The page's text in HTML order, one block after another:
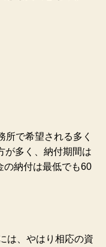
で希望される多く
が多く、納付期間は
の納付は最低でも60
は、やはり相応の資